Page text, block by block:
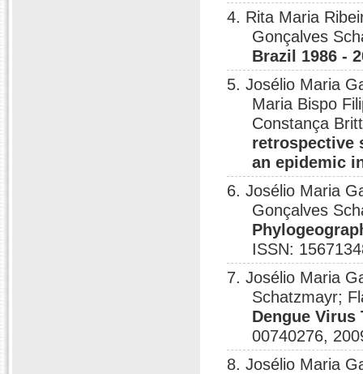
4. Rita Maria
Gonçalves
Brazil 1986 -
5. Josélio Maria
Maria Bispo
Constança
retrospective
an epidemic
6. Josélio Maria
Gonçalves
ISSN:
7. Josélio Maria
Schatzmayr;
Dengue Virus
00740276,
8. Josélio Maria